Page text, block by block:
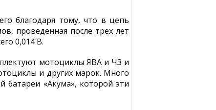
благодаря тому, что в цепь
проведенная после трех лет
0,014 В.
мотоциклы ЯВА и ЧЗ и
и других марок. Много
батареи «Акума», которой эти